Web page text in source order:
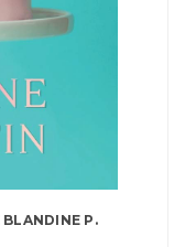
BLANDINE P.